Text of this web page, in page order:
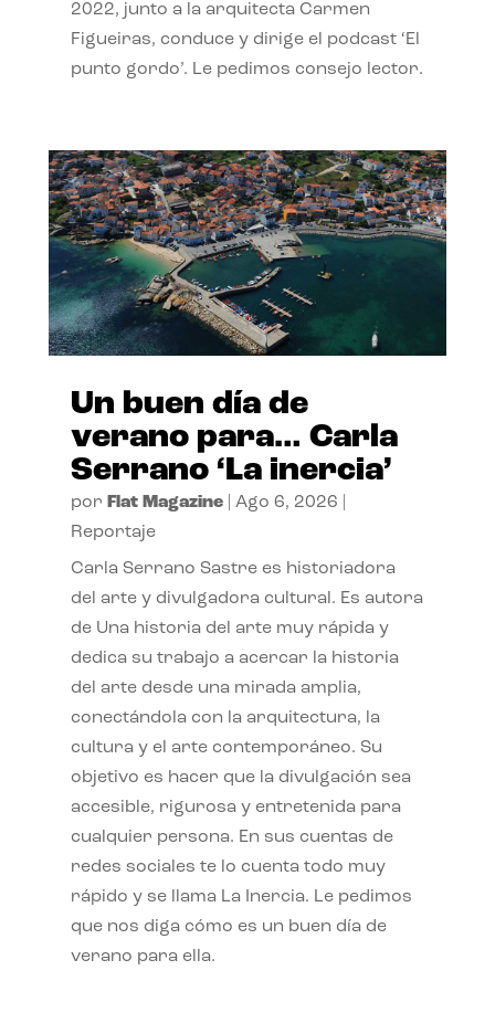
2022, junto a la arquitecta Carmen
Figueiras, conduce y dirige el podcast ‘El
punto gordo’. Le pedimos consejo lector.
Un buen día de
verano para… Carla
Serrano ‘La inercia’
por Flat Magazine| Ago 6, 2026
Reportaje
Carla Serrano Sastre es historiadora
del arte y divulgadora cultural. Es autora
de Una historia del arte muy rápida y
dedica su trabajo a acercar la historia
del arte desde una mirada amplia,
conectándola con la arquitectura, la
cultura y el arte contemporáneo. Su
objetivo es hacer que la divulgación sea
accesible, rigurosa y entretenida para
cualquier persona. En sus cuentas de
redes sociales te lo cuenta todo muy
rápido y se llama La Inercia. Le pedimos
que nos diga cómo es un buen día de
verano para ella.